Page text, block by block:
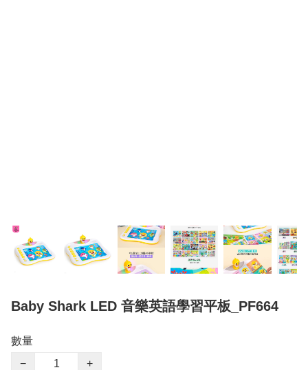
Baby Shark LED 音樂英語學習平板_PF664
數量
−
+